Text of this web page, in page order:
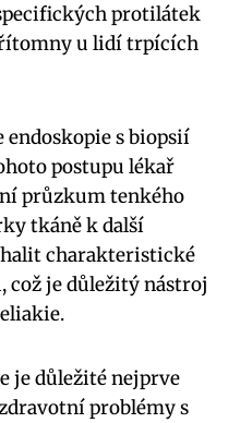
protilátek
u lidí trpících
endoskopie s biopsií
postupu lékař
průzkum tenkého
tkáně k další
charakteristické
což je důležitý nástroj
je důležité nejprve
problémy s